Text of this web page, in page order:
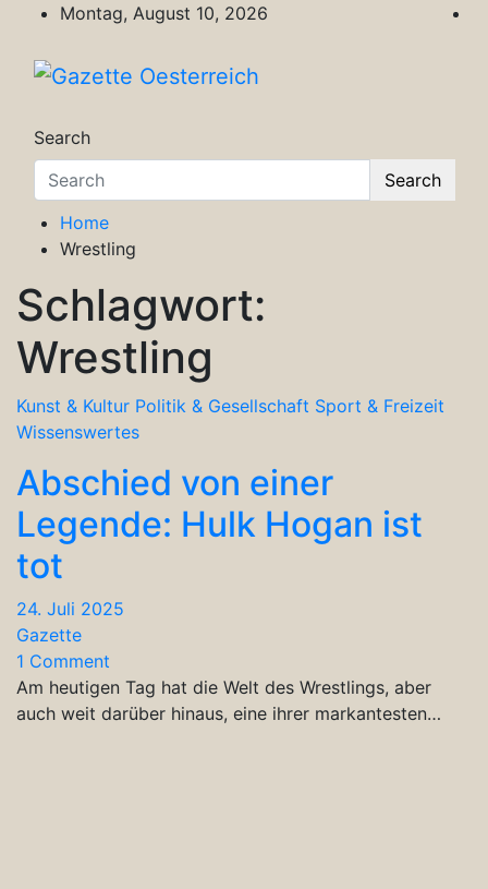
content
Montag, August 10, 2026
Search
Search
Home
Wrestling
Schlagwort:
Wrestling
Kunst & Kultur Politik & Gesellschaft Sport & Freizeit
Wissenswertes
Abschied von einer
Legende: Hulk Hogan ist
tot
24. Juli 2025
Gazette
1 Comment
Am heutigen Tag hat die Welt des Wrestlings, aber
auch weit darüber hinaus, eine ihrer markantesten…